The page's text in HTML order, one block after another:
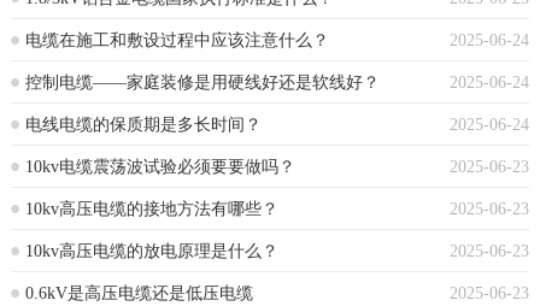
2025-06-24
电缆在施工和敷设过程中应该注意什么？
2025-06-24
控制电缆——家庭装修是用硬线好还是软线好？
2025-06-24
电线电缆的保质期是多长时间？
2025-06-23
10kv电缆震荡波试验必须要要做吗？
2025-06-23
10kv高压电缆的接地方法有哪些？
2025-06-23
10kv高压电缆的放电原理是什么？
2025-06-23
0.6kV是高压电缆还是低压电缆